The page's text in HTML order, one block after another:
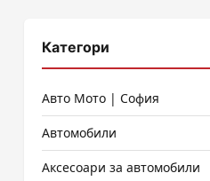
Категори
Авто Мото | София
Автомобили
Аксесоари за автомобили